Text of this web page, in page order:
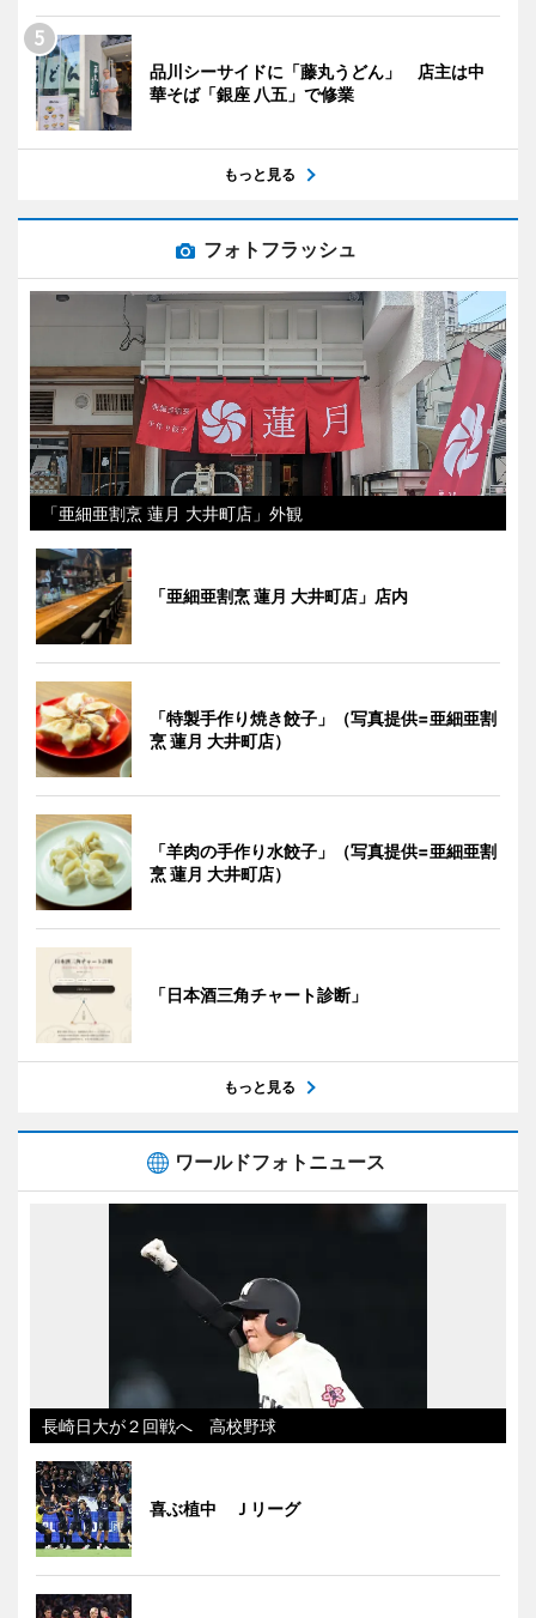
品川シーサイドに「藤丸うどん」 店主は中
華そば「銀座 八五」で修業
もっと見る
フォトフラッシュ
「亜細亜割烹 蓮月 大井町店」外観
「亜細亜割烹 蓮月 大井町店」店内
「特製手作り焼き餃子」（写真提供=亜細亜割
烹 蓮月 大井町店）
「羊肉の手作り水餃子」（写真提供=亜細亜割
烹 蓮月 大井町店）
「日本酒三角チャート診断」
もっと見る
ワールドフォトニュース
長崎日大が２回戦へ 高校野球
喜ぶ植中 Ｊリーグ